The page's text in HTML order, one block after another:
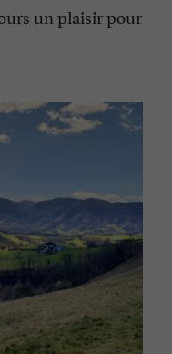
un plaisir pour